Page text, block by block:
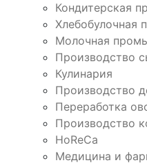
Кондитерская
Хлебобулочная
Молочная
Производство
Кулинария
Производство
Переработка
Производство
HoReCa
Медицина и